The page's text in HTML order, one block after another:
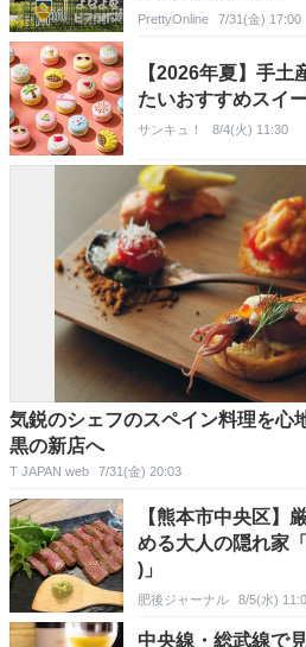
PrettyOnline 7/31(金) 17:00
【2026年夏】手
たいおすすめスイ
サンキュ！ 8/4(火) 11:30
気鋭のシェフのスペイン料理を心
黒の新店へ
T JAPAN web 7/31(金) 20:03
【熊本市中央区】
める大人の隠れ家
)」
肥後ジャーナル 8/5(水)
中央線・総武線で